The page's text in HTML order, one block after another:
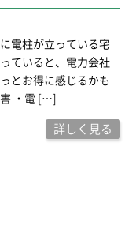
電柱が立っている宅
ていると、電力会社
とお得に感じるかも
・電 […]
詳しく見る